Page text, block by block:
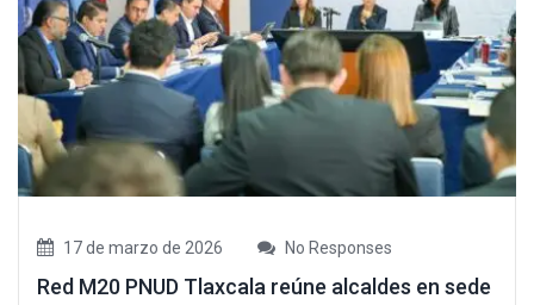
17 de marzo de 2026 No Responses
Red M20 PNUD Tlaxcala reúne alcaldes en sede